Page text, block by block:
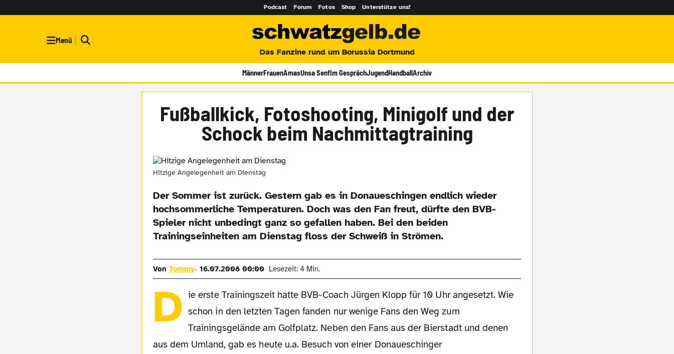
Podcast Forum Fotos Shop Unterstütze uns!
Menü
Das Fanzine rund um Borussia Dortmund
MännerFrauenAmasUnsa SenfIm GesprächJugendHandballArchiv
Fußballkick, Fotoshooting, Minigolf und der
Schock beim Nachmittagtraining
Hitzige Angelegenheit am Dienstag
Der Sommer ist zurück. Gestern gab es in Donaueschingen endlich wieder
hochsommerliche Temperaturen. Doch was den Fan freut, dürfte den BVB-
Spieler nicht unbedingt ganz so gefallen haben. Bei den beiden
Trainingseinheiten am Dienstag floss der Schweiß in Strömen.
Von Tommy 16.07.2008 00:00 Lesezeit: 4 Min.
D ie erste Trainingszeit hatte BVB-Coach Jürgen Klopp für 10 Uhr angesetzt. Wie
schon in den letzten Tagen fanden nur wenige Fans den Weg zum
Trainingsgelände am Golfplatz. Neben den Fans aus der Bierstadt und denen
aus dem Umland, gab es heute u.a. Besuch von einer Donaueschinger